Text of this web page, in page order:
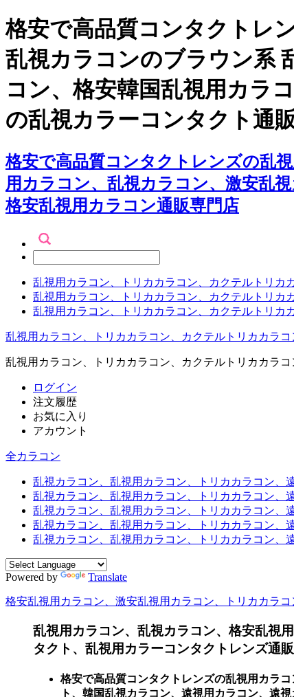
格安で高品質コンタクトレ
乱視カラコンのブラウン系
コン、格安韓国乱視用カラ
の乱視カラーコンタクト通
格安で高品質コンタクトレンズの乱
用カラコン、乱視カラコン、激安乱
格安乱視用カラコン通販専門店
乱視用カラコン、トリカカラコン、カクテルトリカ
乱視用カラコン、トリカカラコン、カクテルトリカ
乱視用カラコン、トリカカラコン、カクテルトリカ
乱視用カラコン、トリカカラコン、カクテルトリカカラ
乱視用カラコン、トリカカラコン、カクテルトリカカラ
ログイン
注文履歴
お気に入り
アカウント
全カラコン
乱視カラコン、乱視用カラコン、トリカカラコン、
乱視カラコン、乱視用カラコン、トリカカラコン、
乱視カラコン、乱視用カラコン、トリカカラコン、
乱視カラコン、乱視用カラコン、トリカカラコン、
乱視カラコン、乱視用カラコン、トリカカラコン、
Powered by Translate
格安乱視用カラコン、激安乱視用カラコン、トリカカラ
乱視用カラコン、乱視カラコン、格安乱視
タクト、乱視用カラーコンタクトレンズ通
格安で高品質コンタクトレンズの乱視用カラ
ト、韓国乱視カラコン、遠視用カラコン、遠